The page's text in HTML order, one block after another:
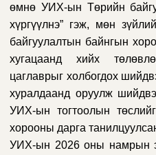
өмнө УИХ-ын Төрийн
хүргүүлнэ” гэж, мөн
байгуулалтын байнгын
хугацаанд хийх
цаглаврыг холбогдох
хуралдаанд оруулж
УИХ-ын тогтоолын
хорооны дарга
УИХ-ын 2026 оны намрын